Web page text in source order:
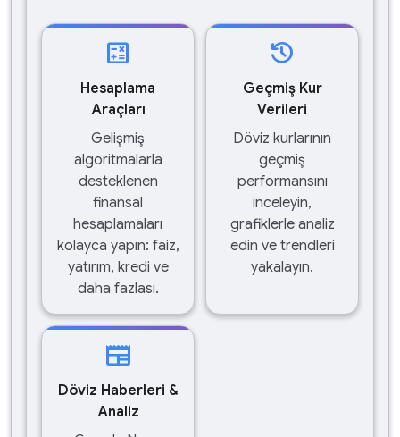
calculate
Hesaplama
Araçları
Gelişmiş
algoritmalarla
desteklenen
finansal
hesaplamaları
kolayca yapın: faiz,
yatırım, kredi ve
daha fazlası.
history
Geçmiş Kur
Verileri
Döviz kurlarının
geçmiş
performansını
inceleyin,
grafiklerle analiz
edin ve trendleri
yakalayın.
newspaper
Döviz Haberleri &
Analiz